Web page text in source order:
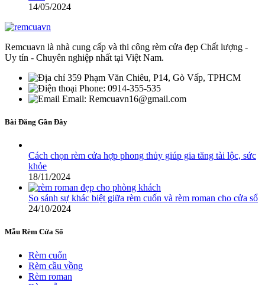
14/05/2024
Remcuavn là nhà cung cấp và thi công rèm cửa đẹp Chất lượng -
Uy tín - Chuyên nghiệp nhất tại Việt Nam.
359 Phạm Văn Chiêu, P14, Gò Vấp, TPHCM
Phone: 0914-355-535
Email: Remcuavn16@gmail.com
Bài Đăng Gần Đây
Cách chọn rèm cửa hợp phong thủy giúp gia tăng tài lộc, sức
khỏe
18/11/2024
So sánh sự khác biệt giữa rèm cuốn và rèm roman cho cửa sổ
24/10/2024
Mẫu Rèm Cửa Sổ
Rèm cuốn
Rèm cầu vồng
Rèm roman